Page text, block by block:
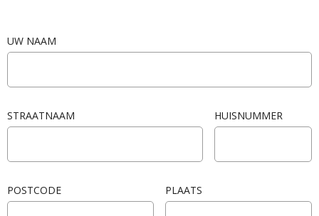
UW NAAM
STRAATNAAM HUISNUMMER
POSTCODE PLAATS